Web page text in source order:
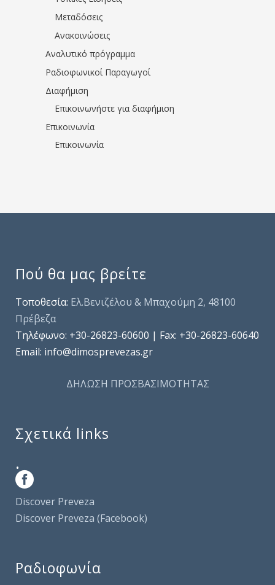
Μεταδόσεις
Ανακοινώσεις
Αναλυτικό πρόγραμμα
Ραδιοφωνικοί Παραγωγοί
Διαφήμιση
Επικοινωνήστε για διαφήμιση
Επικοινωνία
Επικοινωνία
Πού θα μας βρείτε
Τοποθεσία: Ελ.Βενιζέλου & Μπαχούμη 2, 48100
Πρέβεζα
Τηλέφωνo: +30-26823-60600 | Fax: +30-26823-60640
Email: info@dimosprevezas.gr
ΔΗΛΩΣΗ ΠΡΟΣΒΑΣΙΜΟΤΗΤΑΣ
Σχετικά links
.
Discover Preveza
Discover Preveza (Facebook)
Ραδιοφωνία